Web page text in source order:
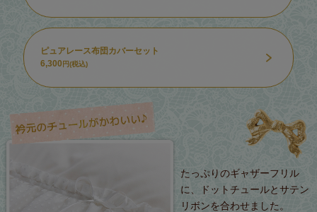
ピュアレース布団カバーセット
6,300 円(税込)
たっぷりのギャザーフリル
に、ドットチュールとサテン
リボンを合わせました。